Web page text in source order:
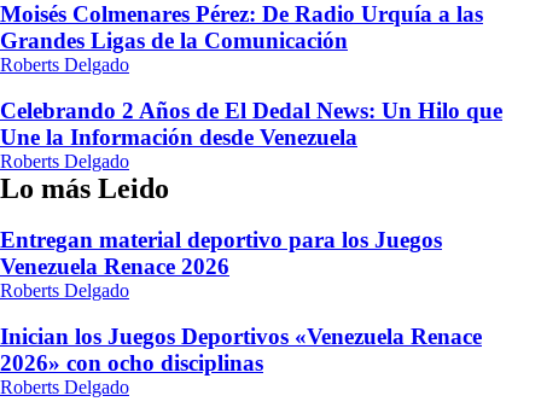
Moisés Colmenares Pérez: De Radio Urquía a las
Grandes Ligas de la Comunicación
Roberts Delgado
Celebrando 2 Años de El Dedal News: Un Hilo que
Une la Información desde Venezuela
Roberts Delgado
Lo más Leido
Entregan material deportivo para los Juegos
Venezuela Renace 2026
Roberts Delgado
Inician los Juegos Deportivos «Venezuela Renace
2026» con ocho disciplinas
Roberts Delgado